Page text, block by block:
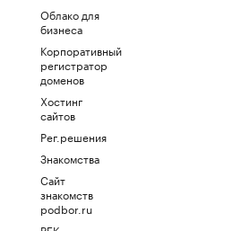
Облако для
бизнеса
Корпоративный
регистратор
доменов
Хостинг
сайтов
Рег.решения
Знакомства
Сайт
знакомств
podbor.ru